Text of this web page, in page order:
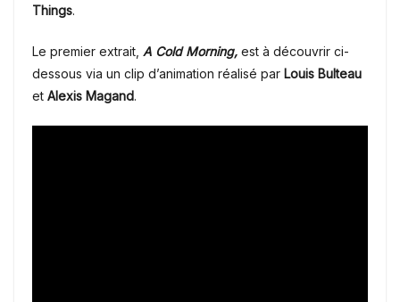
Things.
Le premier extrait, A Cold Morning, est à découvrir ci-
dessous via un clip d’animation réalisé par Louis Bulteau
et Alexis Magand.